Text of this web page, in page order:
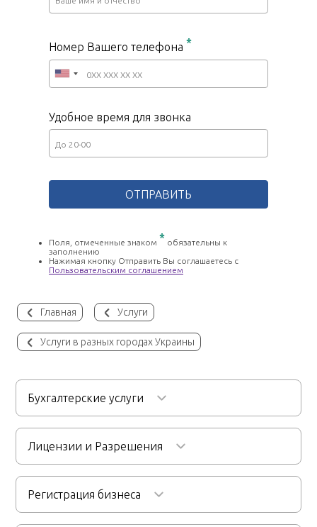
Главная Услуги
Услуги в разных городах Украины
Номер Вашего телефона *
Удобное время для звонка
Поля, отмеченные знаком * обязательны к
заполнению
Нажимая кнопку Отправить Вы соглашаетесь с
Пользовательским соглашением
Бухгалтерские услуги
Бухгалтерское обслуживание
Услуги бухгалтера для ФОП/ФЛП
Ведение кадровой документации
Расчет заработной платы
Аудиторские услуги
Первичный и финансовый аудит
Лицензии и Разрешения
Получение охранной лицензии
Регистрация бизнеса